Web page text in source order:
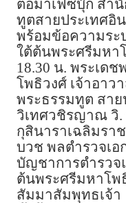
ต่อมาเฟซบุ๊ก สำ
ทูตสายประเทศอิ
พร้อมข้อความระ
ใต้ต้นพระศรีมหา
18.30 น. พระเด
โพธิวงศ์ เจ้าอา
พระธรรมทูต สาย
วิเทศวชิรญาณ วิ.
กุสินาราเฉลิมรา
บวช พลตำรวจเอ
บัญชาการตำรวจ
ต้นพระศรีมหาโพ
สัมมาสัมพุทธเจ้า